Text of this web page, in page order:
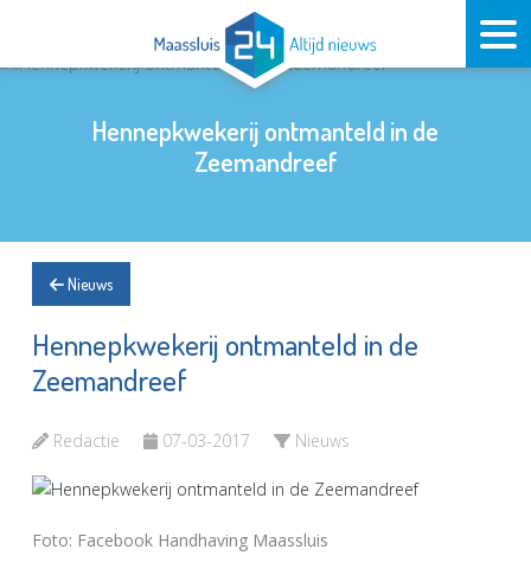
Hennepkwekerij ontmanteld in de
Zeemandreef
Nieuws
Hennepkwekerij ontmanteld in de
Zeemandreef
Redactie 07-03-2017 Nieuws
Foto: Facebook Handhaving Maassluis